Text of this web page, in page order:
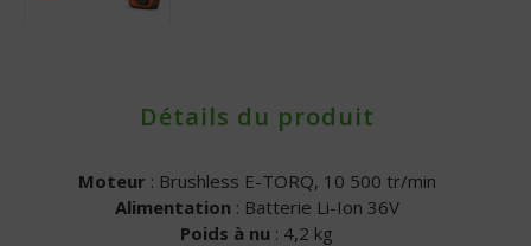
Détails du produit
Moteur : Brushless E-TORQ, 10 500 tr/min
Alimentation : Batterie Li-Ion 36V
Poids à nu : 4,2 kg